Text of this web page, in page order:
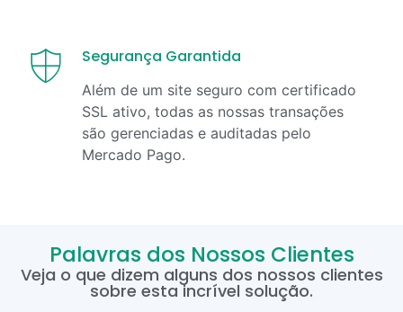
Segurança Garantida
Além de um site seguro com certificado
SSL ativo, todas as nossas transações
são gerenciadas e auditadas pelo
Mercado Pago.
Palavras dos Nossos Clientes
Veja o que dizem alguns dos nossos clientes
sobre esta incrível solução.